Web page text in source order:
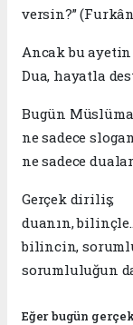
versin?”
Ancak bu ayetin
Dua, hayatla
Bugün
ne sadece
ne sadece
Gerçek diriliş;
duanın,
bilincin,
sorumluluğun
Eğer bugün